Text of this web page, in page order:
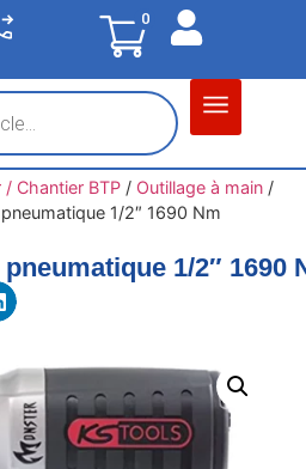
0
/ Chantier BTP/ Outillage à main/
1/2″ 1690 Nm
1/2″ 1690